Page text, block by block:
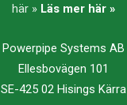
här » Läs mer här »
Powerpipe Systems AB
Ellesbovägen 101
SE-425 02 Hisings Kärra